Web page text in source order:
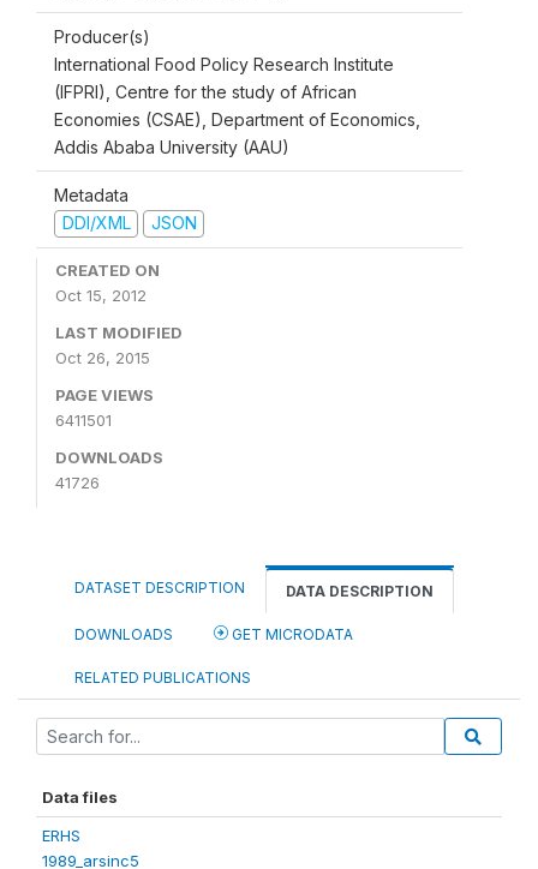
Producer(s)
International Food Policy Research Institute
(IFPRI), Centre for the study of African
Economies (CSAE), Department of Economics,
Addis Ababa University (AAU)
Metadata
DDI/XML
JSON
CREATED ON
Oct 15, 2012
LAST MODIFIED
Oct 26, 2015
PAGE VIEWS
6411501
DOWNLOADS
41726
DATASET DESCRIPTION DATA DESCRIPTION
DOWNLOADS GET MICRODATA
RELATED PUBLICATIONS
Data files
ERHS
1989_arsinc5